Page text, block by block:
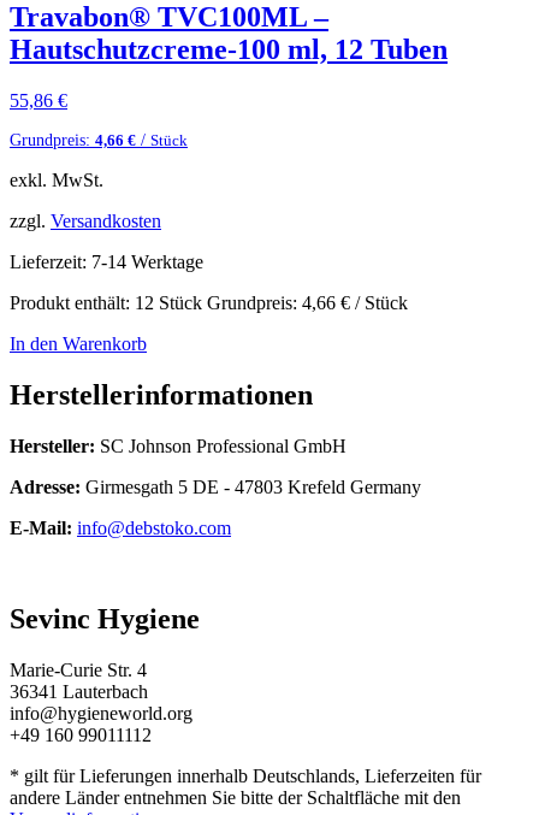
Travabon® TVC100ML –
Hautschutzcreme-100 ml, 12 Tuben
55,86 €
Grundpreis: 4,66 € / Stück
exkl. MwSt.
zzgl. Versandkosten
Lieferzeit: 7-14 Werktage
Produkt enthält: 12 Stück Grundpreis: 4,66 € / Stück
In den Warenkorb
Herstellerinformationen
Hersteller: SC Johnson Professional GmbH
Adresse: Girmesgath 5 DE - 47803 Krefeld Germany
E-Mail: info@debstoko.com
Sevinc Hygiene
Marie-Curie Str. 4
36341 Lauterbach
info@hygieneworld.org
+49 160 99011112
* gilt für Lieferungen innerhalb Deutschlands, Lieferzeiten für
andere Länder entnehmen Sie bitte der Schaltfläche mit den